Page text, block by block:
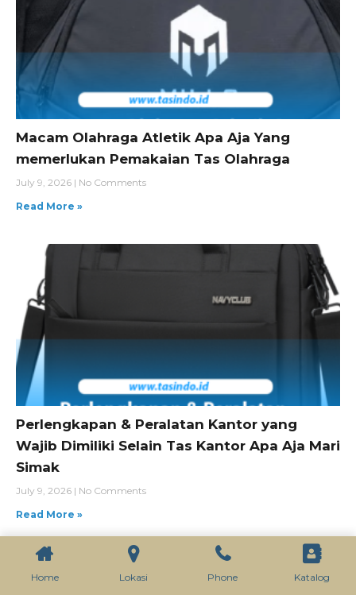
Macam Olahraga Atletik Apa Aja Yang
memerlukan Pemakaian Tas Olahraga
July 9, 2026
No Comments
Read More »
Perlengkapan & Peralatan Kantor yang
Wajib Dimiliki Selain Tas Kantor Apa Aja Mari
Simak
July 9, 2026
No Comments
Read More »
Home Lokasi Phone Katalog